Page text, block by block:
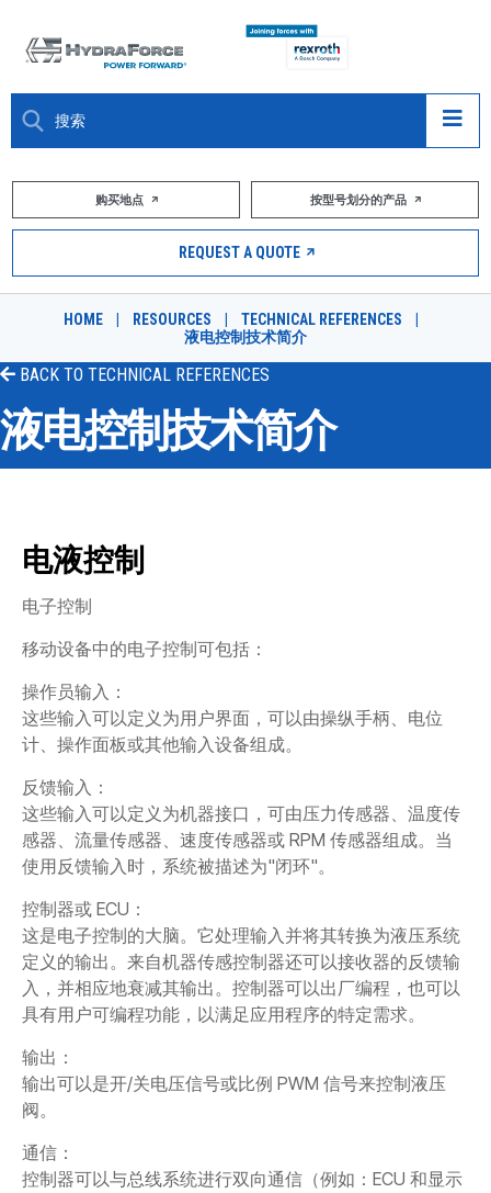
大约关于
市场
DESIGN TOOLS
购买地点
按型号划分的产品
购买地点 按型号划分的产品
REQUEST A QUOTE
HOME RESOURCES TECHNICAL REFERENCES
液电控制技术简介
BACK TO TECHNICAL REFERENCES
液电控制技术简介
电液控制
电子控制
移动设备中的电子控制可包括：
操作员输入：
这些输入可以定义为用户界面，可以由操纵手柄、电位
计、操作面板或其他输入设备组成。
反馈输入：
这些输入可以定义为机器接口，可由压力传感器、温度传
感器、流量传感器、速度传感器或 RPM 传感器组成。当
使用反馈输入时，系统被描述为"闭环"。
控制器或 ECU：
这是电子控制的大脑。它处理输入并将其转换为液压系统
定义的输出。来自机器传感控制器还可以接收器的反馈输
入，并相应地衰减其输出。控制器可以出厂编程，也可以
具有用户可编程功能，以满足应用程序的特定需求。
输出：
输出可以是开/关电压信号或比例 PWM 信号来控制液压
阀。
通信：
控制器可以与总线系统进行双向通信（例如：ECU 和显示